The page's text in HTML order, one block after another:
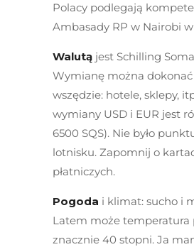
Polacy podlegają
Ambasady RP w Nairobi
Walutą jest Schilling
Wymianę można
wszędzie: hotele, sklepy,
wymiany USD i EUR jest
6500 SQS). Nie było
lotnisku. Zapomnij o
płatniczych.
Pogoda i klimat: sucho i
Latem może temperatura
znacznie 40 stopni. Ja